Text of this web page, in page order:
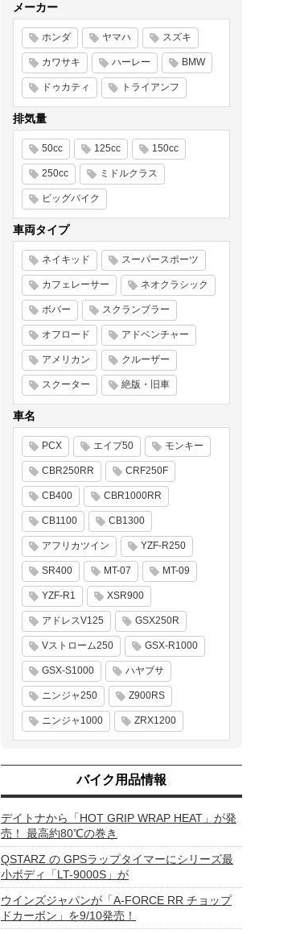
メーカー
ホンダ ヤマハ スズキ
カワサキ ハーレー BMW
ドゥカティ トライアンフ
排気量
50cc 125cc 150cc
250cc ミドルクラス
ビッグバイク
車両タイプ
ネイキッド スーパースポーツ
カフェレーサー ネオクラシック
ボバー スクランブラー
オフロード アドベンチャー
アメリカン クルーザー
スクーター 絶版・旧車
車名
PCX エイプ50 モンキー
CBR250RR CRF250F
CB400 CBR1000RR
CB1100 CB1300
アフリカツイン YZF-R250
SR400 MT-07 MT-09
YZF-R1 XSR900
アドレスV125 GSX250R
Vストローム250 GSX-R1000
GSX-S1000 ハヤブサ
ニンジャ250 Z900RS
ニンジャ1000 ZRX1200
バイク用品情報
デイトナから「HOT GRIP WRAP HEAT」が発
売！ 最高約80℃の巻き
QSTARZ の GPSラップタイマーにシリーズ最
小ボディ「LT-9000S」が
ウインズジャパンが「A-FORCE RR チョップ
ドカーボン」を9/10発売！